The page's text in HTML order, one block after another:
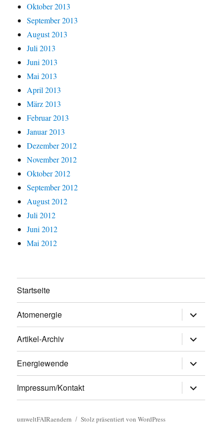
Oktober 2013
September 2013
August 2013
Juli 2013
Juni 2013
Mai 2013
April 2013
März 2013
Februar 2013
Januar 2013
Dezember 2012
November 2012
Oktober 2012
September 2012
August 2012
Juli 2012
Juni 2012
Mai 2012
Startseite
Atomenergie
öffnen
Artikel-Archiv
öffnen
Energiewende
öffnen
Impressum/Kontakt
öffnen
umweltFAIRaendern Stolz präsentiert von WordPress